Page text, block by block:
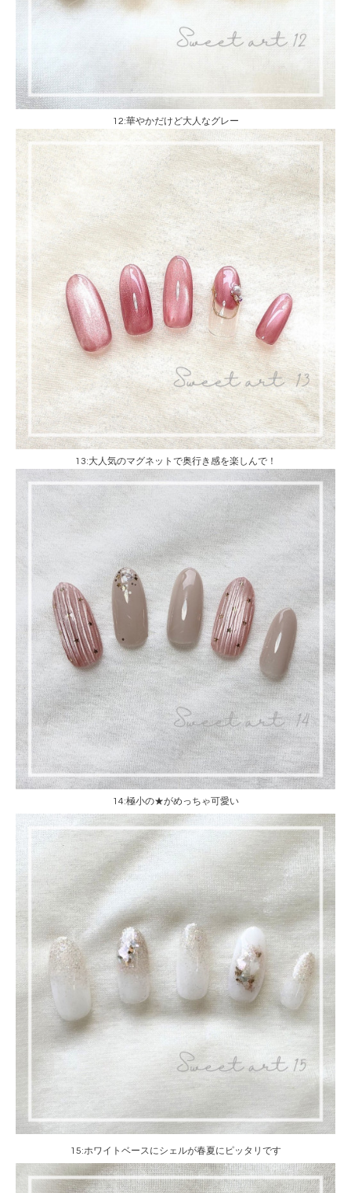
12:華やかだけど大人なグレー
13:大人気のマグネットで奥行き感を楽しんで！
14:極小の★がめっちゃ可愛い
15:ホワイトベースにシェルが春夏にピッタリです